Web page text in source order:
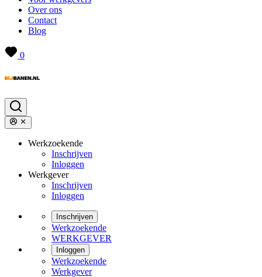
Over ons
Contact
Blog
0
Werkzoekende
Inschrijven
Inloggen
Werkgever
Inschrijven
Inloggen
Inschrijven
Werkzoekende
WERKGEVER
Inloggen
Werkzoekende
Werkgever